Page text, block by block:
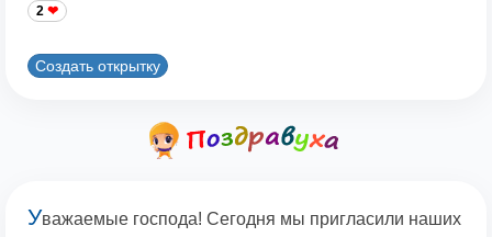
2
Создать открытку
Уважаемые господа! Сегодня мы пригласили наших